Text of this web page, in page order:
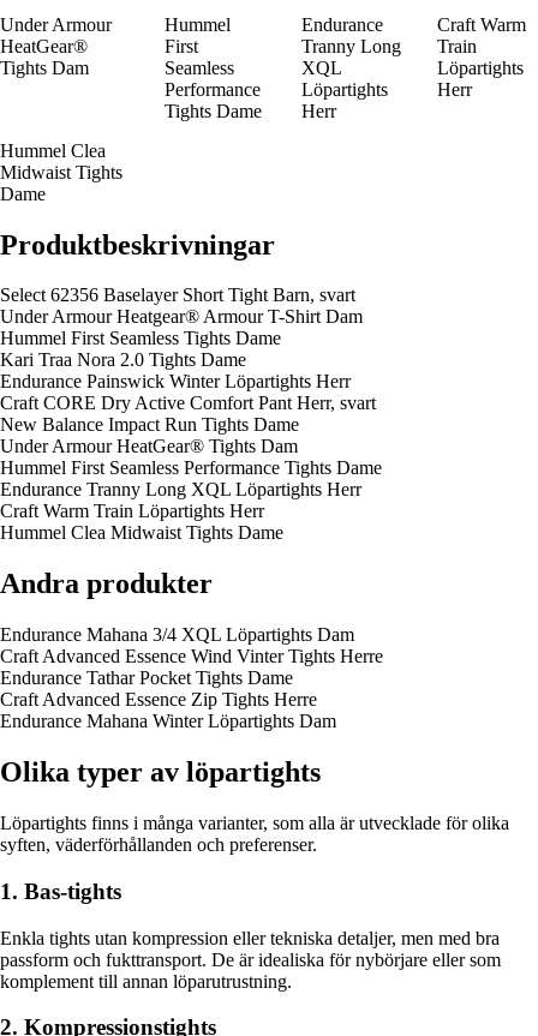
Under Armour
HeatGear®
Tights Dam
Hummel
First
Seamless
Performance
Tights Dame
Endurance
Tranny Long
XQL
Löpartights
Herr
Craft Warm
Train
Löpartights
Herr
Hummel Clea
Midwaist Tights
Dame
Produktbeskrivningar
Select 62356 Baselayer Short Tight Barn, svart
Under Armour Heatgear® Armour T-Shirt Dam
Hummel First Seamless Tights Dame
Kari Traa Nora 2.0 Tights Dame
Endurance Painswick Winter Löpartights Herr
Craft CORE Dry Active Comfort Pant Herr, svart
New Balance Impact Run Tights Dame
Under Armour HeatGear® Tights Dam
Hummel First Seamless Performance Tights Dame
Endurance Tranny Long XQL Löpartights Herr
Craft Warm Train Löpartights Herr
Hummel Clea Midwaist Tights Dame
Andra produkter
Endurance Mahana 3/4 XQL Löpartights Dam
Craft Advanced Essence Wind Vinter Tights Herre
Endurance Tathar Pocket Tights Dame
Craft Advanced Essence Zip Tights Herre
Endurance Mahana Winter Löpartights Dam
Olika typer av löpartights
Löpartights finns i många varianter, som alla är utvecklade för olika
syften, väderförhållanden och preferenser.
1. Bas-tights
Enkla tights utan kompression eller tekniska detaljer, men med bra
passform och fukttransport. De är idealiska för nybörjare eller som
komplement till annan löparutrustning.
2. Kompressionstights